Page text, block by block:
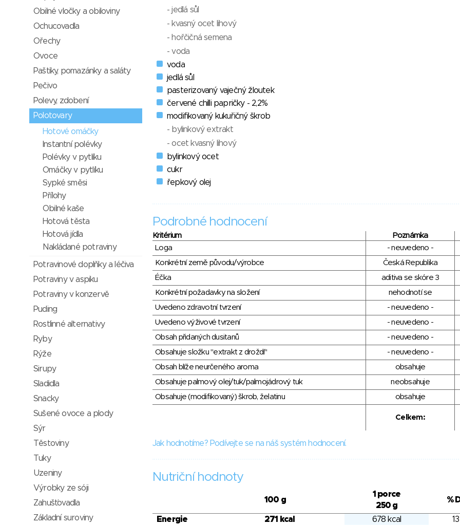
- jedlá sůl
- kvasný ocet lihový
- hořčičná semena
- voda
voda
jedlá sůl
pasterizovaný vaječný žloutek
červené chilli papričky - 2,2%
modifikovaný kukuřičný škrob
- bylinkový extrakt
- ocet kvasný lihový
bylinkový ocet
cukr
řepkový olej
Podrobné hodnocení
Kritérium
Poznámka
Loga
- neuvedeno -
Konkrétní země původu/výrobce
Česká Republika
Éčka
aditiva se skóre 3
Konkrétní požadavky na složení
nehodnotí se
Uvedeno zdravotní tvrzení
- neuvedeno -
Uvedeno výživové tvrzení
- neuvedeno -
Obsah přidaných dusitanů
- neuvedeno -
Obsahuje složku "extrakt z droždí"
- neuvedeno -
Obsah blíže neurčeného aroma
obsahuje
Obsahuje palmový olej/tuk/palmojádrový tuk
neobsahuje
Obsahuje (modifikovaný) škrob, želatinu
obsahuje
Celkem:
Jak hodnotíme? Podívejte se na náš systém hodnocení.
Nutriční hodnoty
100 g
1 porce
250 g
%
Energie 271 kcal 678 kcal
Obilné vločky a obiloviny
Ochucovadla
Ořechy
Ovoce
Paštiky, pomazánky a saláty
Pečivo
Polevy, zdobení
Polotovary
Hotové omáčky
Instantní polévky
Polévky v pytlíku
Omáčky v pytlíku
Sypké směsi
Přílohy
Obilné kaše
Hotová těsta
Hotová jídla
Nakládané potraviny
Potravinové doplňky a léčiva
Potraviny v aspiku
Potraviny v konzervě
Puding
Rostlinné alternativy
Ryby
Rýže
Sirupy
Sladidla
Snacky
Sušené ovoce a plody
Sýr
Těstoviny
Tuky
Uzeniny
Výrobky ze sóji
Zahušťovadla
Základní suroviny